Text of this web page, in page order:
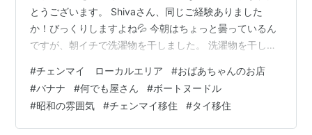
とうございます。 Shivaさん、同じご経験ありました
か！びっくりしますよね💦 今朝はちょっと曇っているん
ですが、朝イチで洗濯物を干しました。 洗濯物を干して
ら清々しい気分です。 さて、どこも値上がりしている昨
今ですが、チェンマイのローカルエリアのお店ではまだ
まだ良心的な価格設定のお店もあります。 ボートヌード
ルが１杯20バーツよ～ by ニャオかな ボートヌードルが
#チェンマイ ローカルエリア #おばあちゃんのお店
#バナナ #何でも屋さん #ボートヌードル
#昭和の雰囲気 #チェンマイ移住 #タイ移住